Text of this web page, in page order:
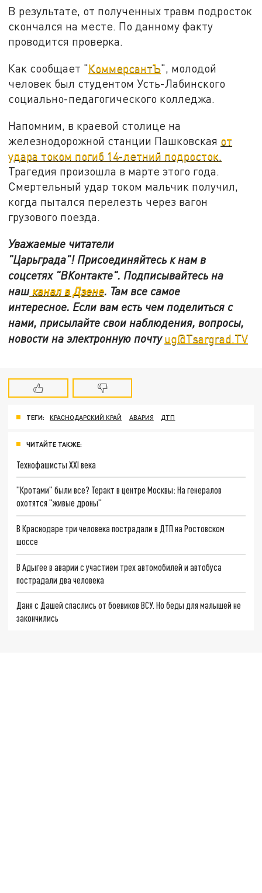
В результате, от полученных травм подросток
скончался на месте. По данному факту
проводится проверка.
Как сообщает "КоммерсантЪ", молодой
человек был студентом Усть-Лабинского
социально-педагогического колледжа.
Напомним, в краевой столице на
железнодорожной станции Пашковская от
удара током погиб 14-летний подросток.
Трагедия произошла в марте этого года.
Смертельный удар током мальчик получил,
когда пытался перелезть через вагон
грузового поезда.
Уважаемые читатели
"Царьграда"! Присоединяйтесь к нам в
соцсетях "ВКонтакте". Подписывайтесь на
нашканал в Дзене. Там все самое
интересное. Если вам есть чем поделиться с
нами, присылайте свои наблюдения, вопросы,
новости на электронную почтуug@Tsargrad.TV
ТЕГИ: КРАСНОДАРСКИЙ КРАЙ АВАРИЯ ДТП
ЧИТАЙТЕ ТАКЖЕ:
Технофашисты XXI века
"Кротами" были все? Теракт в центре Москвы: На генералов
охотятся "живые дроны"
В Краснодаре три человека пострадали в ДТП на Ростовском
шоссе
В Адыгее в аварии с участием трех автомобилей и автобуса
пострадали два человека
Даня с Дашей спаслись от боевиков ВСУ. Но беды для малышей не
закончились